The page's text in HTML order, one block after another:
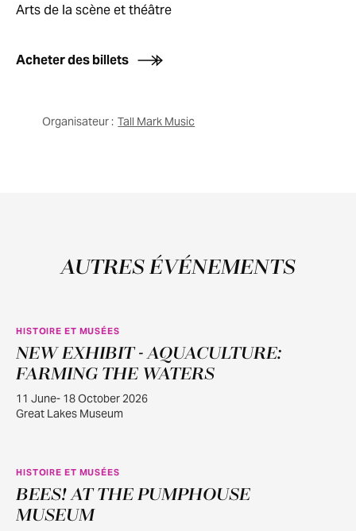
Arts de la scène et théâtre
Acheter des billets
Organisateur : Tall Mark Music
AUTRES ÉVÉNEMENTS
JUIN
11
HISTOIRE ET MUSÉES
NEW EXHIBIT - AQUACULTURE:
FARMING THE WATERS
11 June- 18 October 2026
Great Lakes Museum
JUIN
22
HISTOIRE ET MUSÉES
BEES! AT THE PUMPHOUSE
MUSEUM